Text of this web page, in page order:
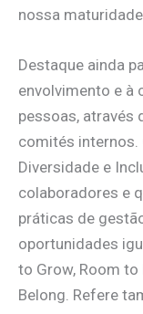
nossa
Destaque ainda
envolvimento e à
pessoas, através
comités internos.
Diversidade e
colaboradores e
práticas de
oportunidades
to Grow, Room
Belong. Refere